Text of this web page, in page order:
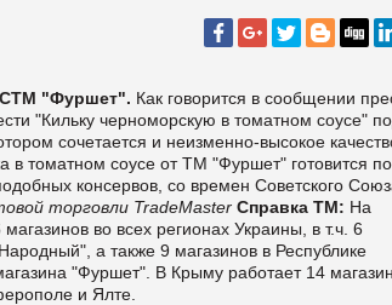
СТМ "Фуршет". Как говорится в сообщении
"Кильку черноморскую в томатном соусе"
сочетается и неизменно-высокое
в томатном соусе от ТМ "Фуршет" готовится по
консервов, со времен Советского
торговли TradeMaster Справка ТМ: На
во всех регионах Украины, в т.ч. 6
а также 9 магазинов в Республике
"Фуршет". В Крыму работает 14
и Ялте.